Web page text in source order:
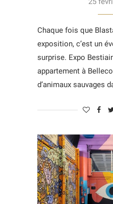
Chaque fois que
exposition, c’est un
surprise. Expo
appartement à
d’animaux sauvages